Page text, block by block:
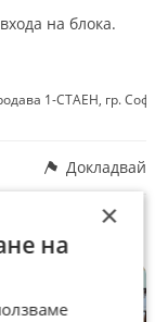
на блока.
и прилежащо
и изцяло
в двустаен
му.
1-СТАЕН, гр.
Докладвай
×
на